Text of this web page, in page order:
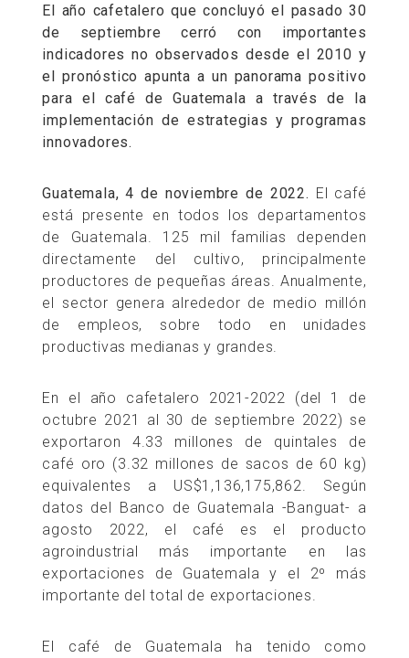
El año cafetalero que concluyó el pasado 30
de septiembre cerró con importantes
indicadores no observados desde el 2010 y
el pronóstico apunta a un panorama positivo
para el café de Guatemala a través de la
implementación de estrategias y programas
innovadores.
Guatemala, 4 de noviembre de 2022. El café
está presente en todos los departamentos
de Guatemala. 125 mil familias dependen
directamente del cultivo, principalmente
productores de pequeñas áreas. Anualmente,
el sector genera alrededor de medio millón
de empleos, sobre todo en unidades
productivas medianas y grandes.
En el año cafetalero 2021-2022 (del 1 de
octubre 2021 al 30 de septiembre 2022) se
exportaron 4.33 millones de quintales de
café oro (3.32 millones de sacos de 60 kg)
equivalentes a US$1,136,175,862. Según
datos del Banco de Guatemala -Banguat- a
agosto 2022, el café es el producto
agroindustrial más importante en las
exportaciones de Guatemala y el 2º más
importante del total de exportaciones.
El café de Guatemala ha tenido como